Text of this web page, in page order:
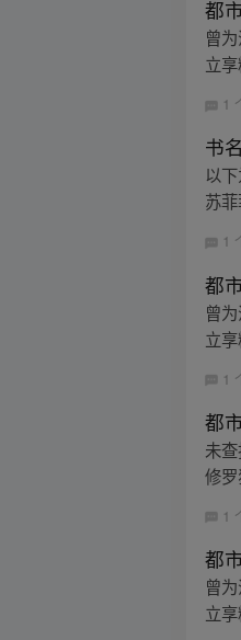
都
曾
立享
1
书
以
苏
1
都
曾
立享
1
都
未
修
1
都
曾
立享